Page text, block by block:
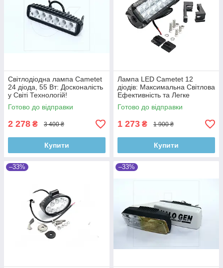
Світлодіодна лампа Cametet
24 діода, 55 Вт: Досконалість
у Світі Технологій!
Готово до відправки
2 278 ₴ 3 400 ₴
Купити
Лампа LED Cametet 12
діодів: Максимальна Світлова
Ефективність та Легке
Налаштування!
Готово до відправки
1 273 ₴ 1 900 ₴
Купити
–33% –33%